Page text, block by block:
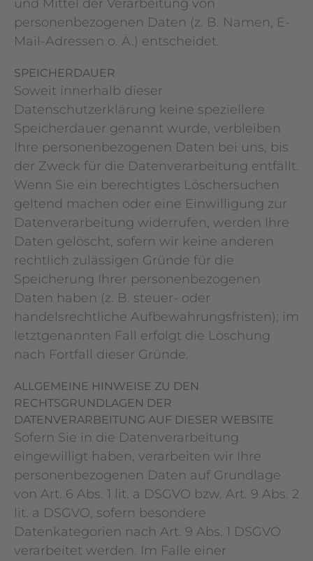
und Mittel der Verarbeitung von
personenbezogenen Daten (z. B. Namen, E-
Mail-Adressen o. Ä.) entscheidet.
SPEICHERDAUER
Soweit innerhalb dieser
Datenschutzerklärung keine speziellere
Speicherdauer genannt wurde, verbleiben
Ihre personenbezogenen Daten bei uns, bis
der Zweck für die Datenverarbeitung entfällt.
Wenn Sie ein berechtigtes Löschersuchen
geltend machen oder eine Einwilligung zur
Datenverarbeitung widerrufen, werden Ihre
Daten gelöscht, sofern wir keine anderen
rechtlich zulässigen Gründe für die
Speicherung Ihrer personenbezogenen
Daten haben (z. B. steuer- oder
handelsrechtliche Aufbewahrungsfristen); im
letztgenannten Fall erfolgt die Löschung
nach Fortfall dieser Gründe.
ALLGEMEINE HINWEISE ZU DEN
RECHTSGRUNDLAGEN DER
DATENVERARBEITUNG AUF DIESER WEBSITE
Sofern Sie in die Datenverarbeitung
eingewilligt haben, verarbeiten wir Ihre
personenbezogenen Daten auf Grundlage
von Art. 6 Abs. 1 lit. a DSGVO bzw. Art. 9 Abs. 2
lit. a DSGVO, sofern besondere
Datenkategorien nach Art. 9 Abs. 1 DSGVO
verarbeitet werden. Im Falle einer